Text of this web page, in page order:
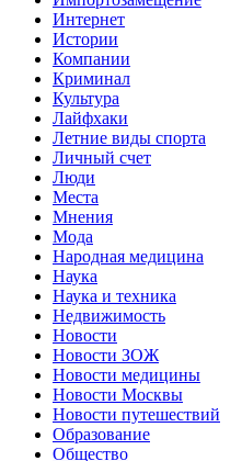
Интернет
Истории
Компании
Криминал
Культура
Лайфхаки
Летние виды спорта
Личный счет
Люди
Места
Мнения
Мода
Народная медицина
Наука
Наука и техника
Недвижимость
Новости
Новости ЗОЖ
Новости медицины
Новости Москвы
Новости путешествий
Образование
Общество